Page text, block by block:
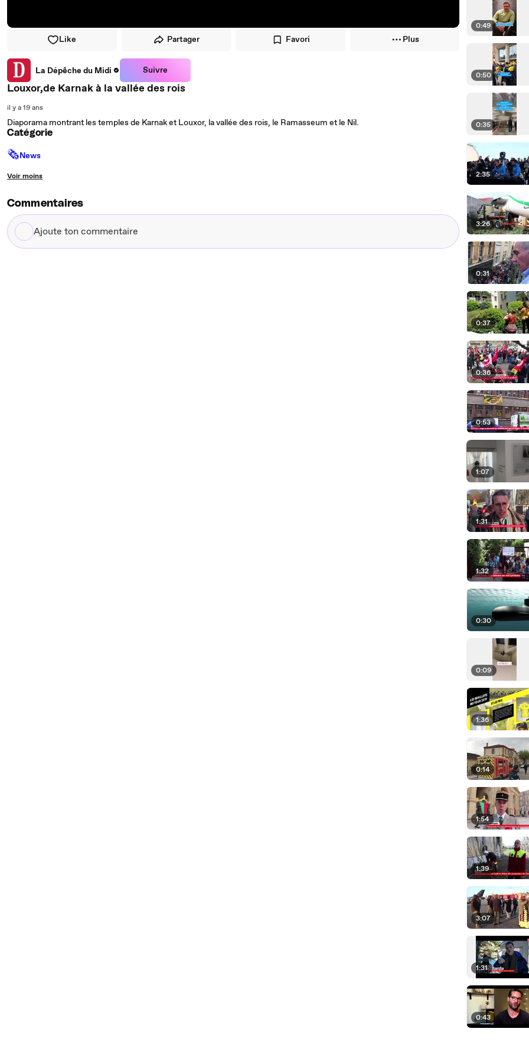
Like Partager Favori Plus
La Dépêche du Midi Suivre
Louxor,de Karnak à la vallée des rois
il y a 19 ans
Diaporama montrant les temples de Karnak et Louxor, la vallée des rois, le Ramasseum et le Nil.
Catégorie
🗞News
Voir moins
Commentaires
Ajoute
ton
0:49
0:50
0:35
2:35
3:26
0:31
0:37
0:36
0:53
1:07
1:31
1:32
0:30
0:09
1:36
0:14
1:54
1:39
3:07
1:31
0:43